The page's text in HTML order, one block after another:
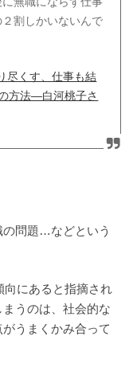
割しかいないんで
尽くす、仕事も結
方法―白河桃子さ
の問題…などという
向にあると指摘され
うのは、社会的な
うまくかみ合って